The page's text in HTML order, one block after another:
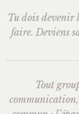
Moment
Conscience
des
Tu dois devenir
faire. Deviens
Tout